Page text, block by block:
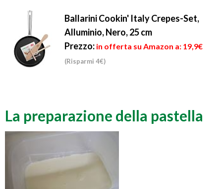
Ballarini Cookin' Italy Crepes-Set,
Alluminio, Nero, 25 cm
Prezzo: in offerta su Amazon a: 19,9€
(Risparmi 4€)
La preparazione della pastella